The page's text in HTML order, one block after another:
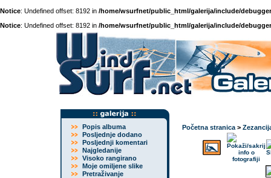
Notice: Undefined offset: 8192 in /home/wsurfnet/public_html/galerija/include/
Notice: Undefined offset: 8192 in /home/wsurfnet/public_html/galerija/include/
Popis albuma
Posljednje dodano
Posljednji komentari
Najgledanije
Visoko rangirano
Moje omiljene slike
Pretraživanje
Početna stranica >